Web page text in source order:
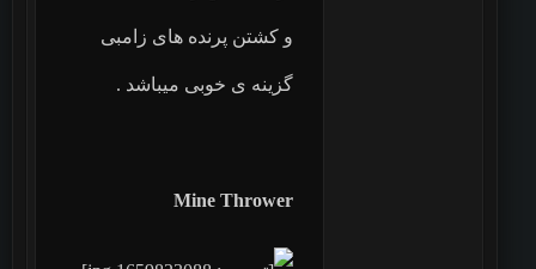
و کشتن پرنده های زامبی
گزینه ی خوبی میباشد .
Mine Thrower